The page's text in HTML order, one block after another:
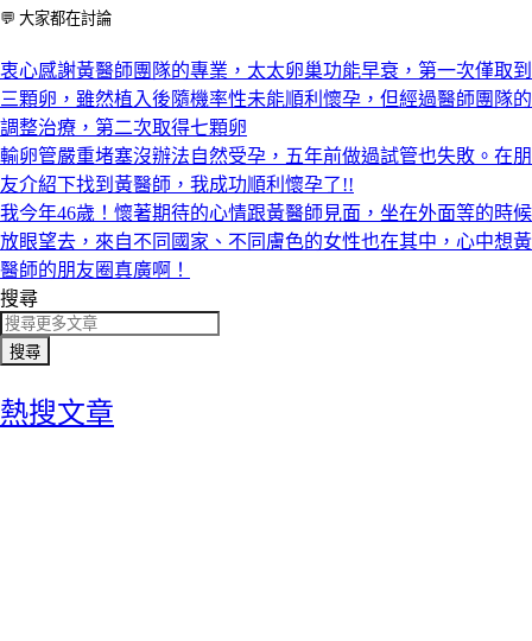
💬 大家都在討論
衷心感謝黃醫師團隊的專業，太太卵巢功能早衰，第一次僅取到
三顆卵，雖然植入後隨機率性未能順利懷孕，但經過醫師團隊的
調整治療，第二次取得七顆卵
輸卵管嚴重堵塞沒辦法自然受孕，五年前做過試管也失敗。在朋
友介紹下找到黃醫師，我成功順利懷孕了!!
我今年46歲！懷著期待的心情跟黃醫師見面，坐在外面等的時候
放眼望去，來自不同國家、不同膚色的女性也在其中，心中想黃
醫師的朋友圈真廣啊！
搜尋
搜尋
熱搜文章